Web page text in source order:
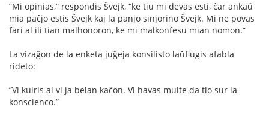
”Mi opinias,” respondis Ŝvejk, “ke tiu mi devas esti, ĉar ankaŭ
mia paĉjo estis Ŝvejk kaj la panjo sinjorino Ŝvejk. Mi ne povas
fari al ili tian malhonoron, ke mi malkonfesu mian nomon.”
La vizaĝon de la enketa juĝeja konsilisto laŭﬂugis afabla
rideto:
”Vi kuiris al vi ja belan kaĉon. Vi havas multe da tio sur la
konscienco.”